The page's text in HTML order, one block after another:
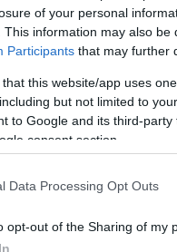
of your personal
This information may also
Participants that may further
that this website/app uses
but not limited to
to Google and its third-
consent section.
Data Processing Opt Outs
opt-out of the Sharing of my
1
ετοιμάζεται να
εμείς κοιτάμε το
ικανότητα 0,8 m
για αυτή την